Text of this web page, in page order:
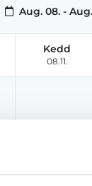
Aug. 08. -
Kedd
08.11.